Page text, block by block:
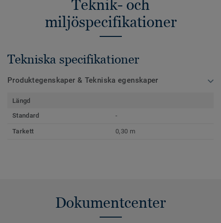
Teknik- och
miljöspecifikationer
Tekniska specifikationer
Produktegenskaper & Tekniska egenskaper
Längd
Standard
-
Tarkett 0,30 m
Dokumentcenter